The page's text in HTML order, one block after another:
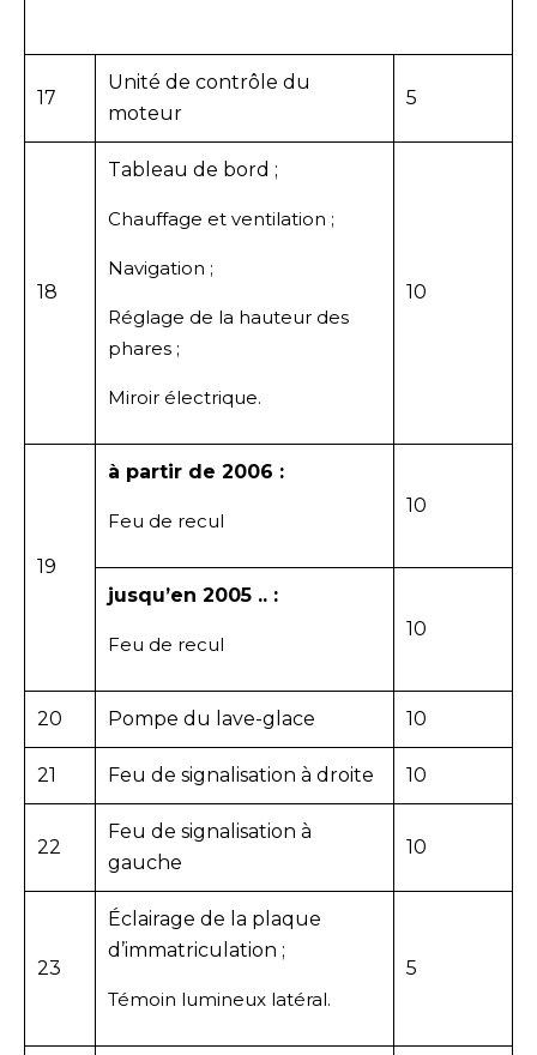
17
Unité de contrôle du
moteur
5
18
Tableau de bord ;
Chauffage et ventilation ;
Navigation ;
Réglage de la hauteur des
phares ;
Miroir électrique.
10
19
à partir de 2006 :
Feu de recul
10
jusqu’en 2005 .. :
Feu de recul
10
20 Pompe du lave-glace 10
21 Feu de signalisation à droite 10
22
Feu de signalisation à
gauche
10
23
Éclairage de la plaque
d’immatriculation ;
Témoin lumineux latéral.
5